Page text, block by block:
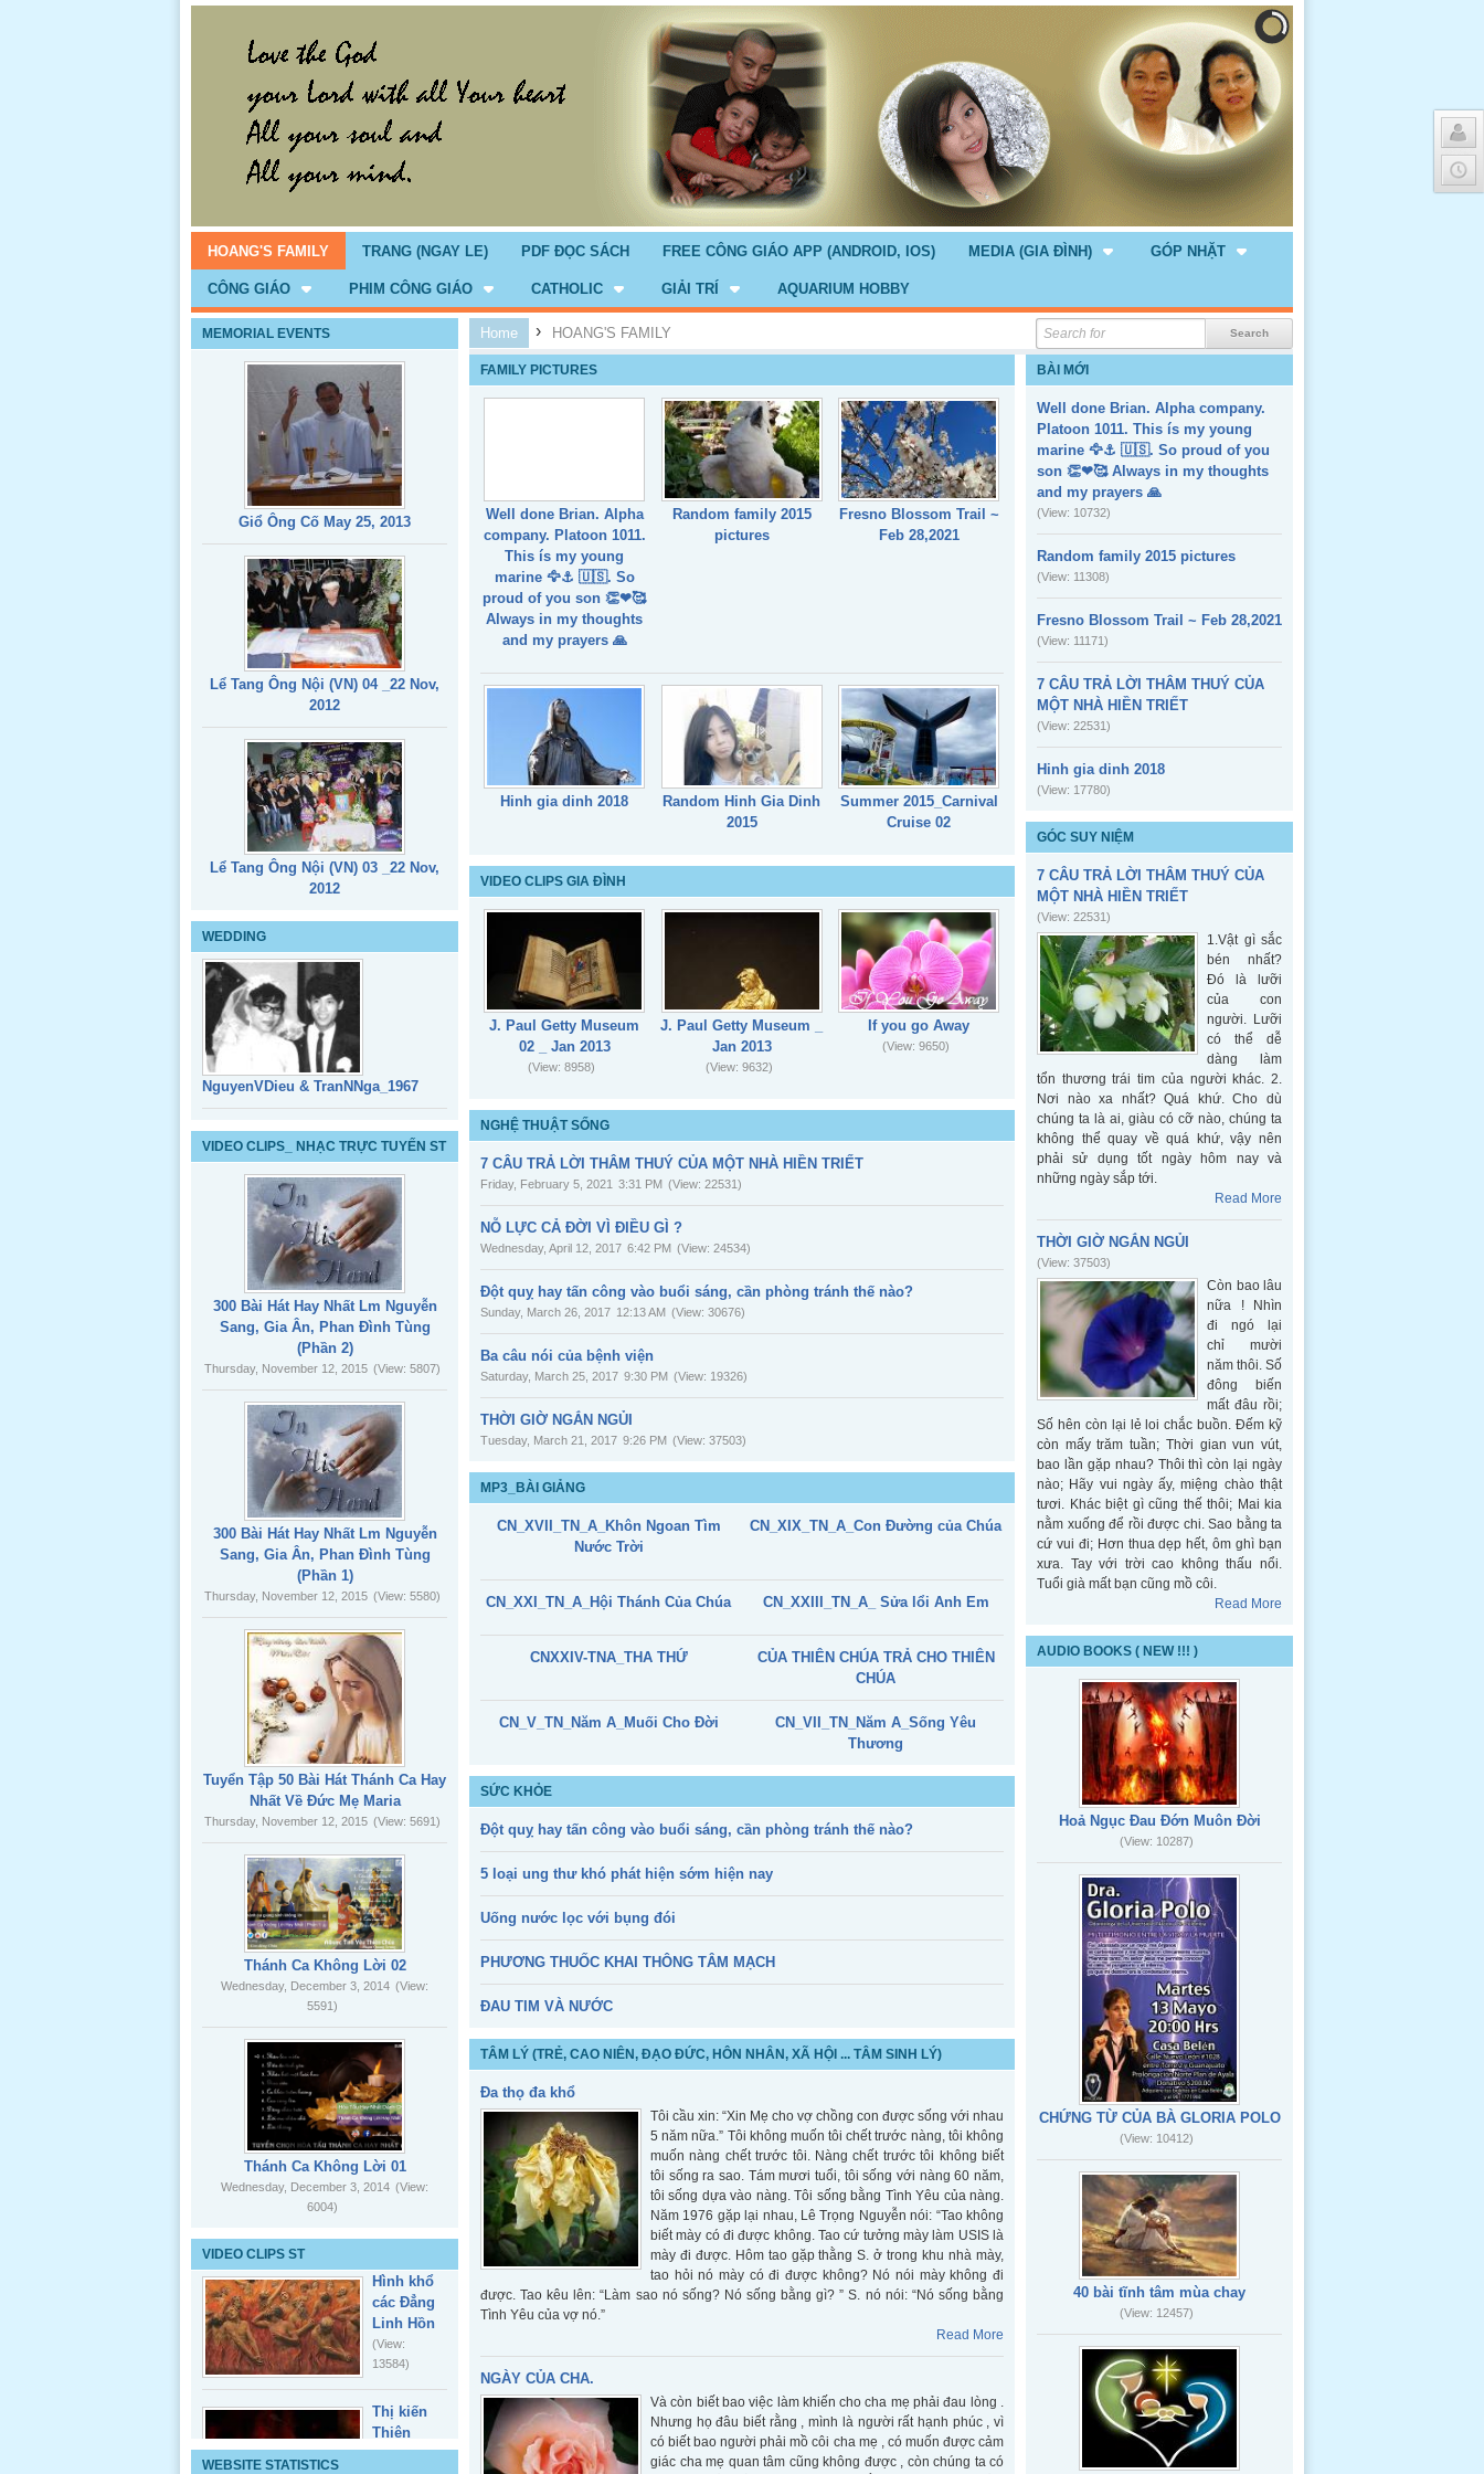
HOANG'S FAMILY TRANG (NGAY LE) PDF ĐỌC SÁCH FREE CÔNG GIÁO APP (ANDROID, IOS) MEDIA (GIA ĐÌNH) GÓP NHẶT
CÔNG GIÁO PHIM CÔNG GIÁO CATHOLIC GIẢI TRÍ AQUARIUM HOBBY
MEMORIAL EVENTS
Giổ Ông Cố May 25, 2013
Lể Tang Ông Nội (VN) 04 _22 Nov,
2012
Lể Tang Ông Nội (VN) 03 _22 Nov,
2012
WEDDING
NguyenVDieu & TranNNga_1967
Hồng
Phúc &
Ánh Sáng
HP & AS _
Album 04
HP & AS _
Album 03
HP & AS _
HP & AS _
Album 01
Hoàng Vũ
& Oanh
Trần
04
HV & OT _
Album 03
HV &
OT_Album
02
VIDEO CLIPS_ NHẠC TRỰC TUYẾN ST
300 Bài Hát Hay Nhất Lm Nguyễn
Sang, Gia Ân, Phan Đình Tùng
(Phần 2)
Thursday, November 12, 2015 (View: 5807)
300 Bài Hát Hay Nhất Lm Nguyễn
Sang, Gia Ân, Phan Đình Tùng
(Phần 1)
Thursday, November 12, 2015 (View: 5580)
Tuyển Tập 50 Bài Hát Thánh Ca Hay
Nhất Về Đức Mẹ Maria
Thursday, November 12, 2015 (View: 5691)
Thánh Ca Không Lời 02
Wednesday, December 3, 2014 (View:
5591)
Thánh Ca Không Lời 01
Wednesday, December 3, 2014 (View:
6004)
VIDEO CLIPS ST
Hình khổ
các Đẳng
Linh Hồn
(View:
13584)
Thị kiến
Thiên
Đàng Hỏa
WEBSITE STATISTICS
Home › HOANG'S FAMILY
FAMILY PICTURES
Well done Brian. Alpha
company. Platoon 1011.
This ís my young
marine 🦅⚓️ 🇺🇸. So
proud of you son 👏❤🥰
Always in my thoughts
and my prayers 🙏
Random family 2015
pictures
Fresno Blossom Trail ~
Feb 28,2021
Hinh gia dinh 2018
Random Hinh Gia Dinh
2015
Summer 2015_Carnival
Cruise 02
VIDEO CLIPS GIA ĐÌNH
J. Paul Getty Museum
02 _ Jan 2013
(View: 8958)
J. Paul Getty Museum _
Jan 2013
(View: 9632)
If you go Away
(View: 9650)
NGHỆ THUẬT SỐNG
7 CÂU TRẢ LỜI THÂM THUÝ CỦA MỘT NHÀ HIỀN TRIẾT
Friday, February 5, 2021 3:31 PM (View: 22531)
NỖ LỰC CẢ ĐỜI VÌ ĐIỀU GÌ ?
Wednesday, April 12, 2017 6:42 PM (View: 24534)
Đột quỵ hay tấn công vào buổi sáng, cần phòng tránh thế nào?
Sunday, March 26, 2017 12:13 AM (View: 30676)
Ba câu nói của bệnh viện
Saturday, March 25, 2017 9:30 PM (View: 19326)
THỜI GIỜ NGẮN NGỦI
Tuesday, March 21, 2017 9:26 PM (View: 37503)
MP3_BÀI GIẢNG
CN_XVII_TN_A_Khôn Ngoan Tìm
Nước Trời
CN_XIX_TN_A_Con Đường của Chúa
CN_XXI_TN_A_Hội Thánh Của Chúa CN_XXIII_TN_A_ Sửa lổi Anh Em
CNXXIV-TNA_THA THỨ
CỦA THIÊN CHÚA TRẢ CHO THIÊN
CHÚA
CN_V_TN_Năm A_Muối Cho Đời
CN_VII_TN_Năm A_Sống Yêu
Thương
SỨC KHỎE
Đột quỵ hay tấn công vào buổi sáng, cần phòng tránh thế nào?
5 loại ung thư khó phát hiện sớm hiện nay
Uống nước lọc với bụng đói
PHƯƠNG THUỐC KHAI THÔNG TÂM MẠCH
ĐAU TIM VÀ NƯỚC
TÂM LÝ (TRẺ, CAO NIÊN, ĐẠO ĐỨC, HÔN NHÂN, XÃ HỘI ... TÂM SINH LÝ)
Đa thọ đa khổ
Tôi cầu xin: “Xin Mẹ cho vợ chồng con được sống với nhau
5 năm nữa.” Tôi không muốn tôi chết trước nàng, tôi không
muốn nàng chết trước tôi. Nàng chết trước tôi không biết
tôi sống ra sao. Tám mươi tuổi, tôi sống với nàng 60 năm,
tôi sống dựa vào nàng. Tôi sống bằng Tình Yêu của nàng.
Năm 1976 gặp lại nhau, Lê Trọng Nguyễn nói: “Tao không
biết mày có đi được không. Tao cứ tưởng mày làm USIS là
mày đi được. Hôm tao gặp thằng S. ở trong khu nhà mày,
tao hỏi nó mày có đi được không? Nó nói mày không đi
được. Tao kêu lên: “Làm sao nó sống? Nó sống bằng gì? ” S. nó nói: “Nó sống bằng
Tình Yêu của vợ nó.”
Read More
NGÀY CỦA CHA.
Và còn biết bao việc làm khiến cho cha mẹ phải đau lòng .
Nhưng họ đâu biết rằng , mình là người rất hạnh phúc , vì
có biết bao người phải mồ côi cha mẹ , có muốn được cảm
giác cha mẹ quan tâm cũng không được , còn chúng ta có
BÀI MỚI
Well done Brian. Alpha company.
Platoon 1011. This ís my young
marine 🦅⚓️ 🇺🇸. So proud of you
son 👏❤🥰 Always in my thoughts
and my prayers 🙏
(View: 10732)
Random family 2015 pictures
(View: 11308)
Fresno Blossom Trail ~ Feb 28,2021
(View: 11171)
7 CÂU TRẢ LỜI THÂM THUÝ CỦA
MỘT NHÀ HIỀN TRIẾT
(View: 22531)
Hinh gia dinh 2018
(View: 17780)
GÓC SUY NIỆM
7 CÂU TRẢ LỜI THÂM THUÝ CỦA
MỘT NHÀ HIỀN TRIẾT
(View: 22531)
1.Vật gì sắc
bén nhất?
Đó là lưỡi
của con
người. Lưỡi
có thể dễ
dàng làm
tổn thương trái tim của người khác. 2.
Nơi nào xa nhất? Quá khứ. Cho dù
chúng ta là ai, giàu có cỡ nào, chúng ta
không thể quay về quá khứ, vậy nên
phải sử dụng tốt ngày hôm nay và
những ngày sắp tới.
Read More
THỜI GIỜ NGẮN NGỦI
(View: 37503)
Còn bao lâu
nữa ! Nhìn
đi ngó lại
chỉ mười
năm thôi. Số
đông biến
mất đâu rồi;
Số hên còn lại lẻ loi chắc buồn. Đếm kỹ
còn mấy trăm tuần; Thời gian vun vút,
bao lần gặp nhau? Thôi thì còn lại ngày
nào; Hãy vui ngày ấy, miệng chào thật
tươi. Khác biệt gì cũng thế thôi; Mai kia
nằm xuống để rồi được chi. Sao bằng ta
cứ vui đi; Hơn thua dẹp hết, ôm ghì bạn
xưa. Tay với trời cao không thấu nổi.
Tuổi già mất bạn cũng mồ côi.
Read More
AUDIO BOOKS ( NEW !!! )
Hoả Ngục Đau Đớn Muôn Đời
(View: 10287)
CHỨNG TỪ CỦA BÀ GLORIA POLO
(View: 10412)
40 bài tĩnh tâm mùa chay
(View: 12457)